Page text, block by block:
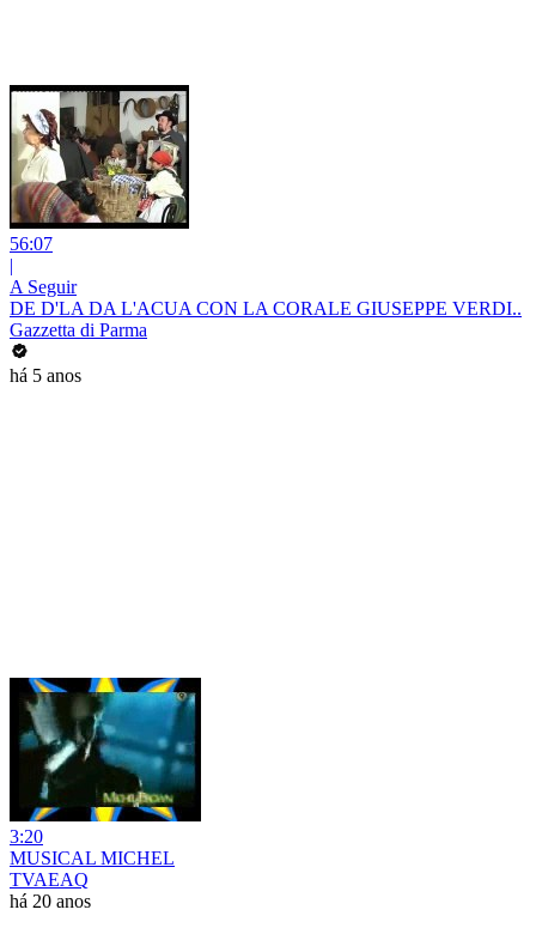
56:07
|
A Seguir
DE D'LA DA L'ACUA CON LA CORALE GIUSEPPE VERDI..
Gazzetta di Parma
há 5 anos
3:20
MUSICAL MICHEL
TVAEAQ
há 20 anos